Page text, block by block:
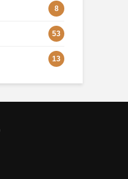
8
53
13